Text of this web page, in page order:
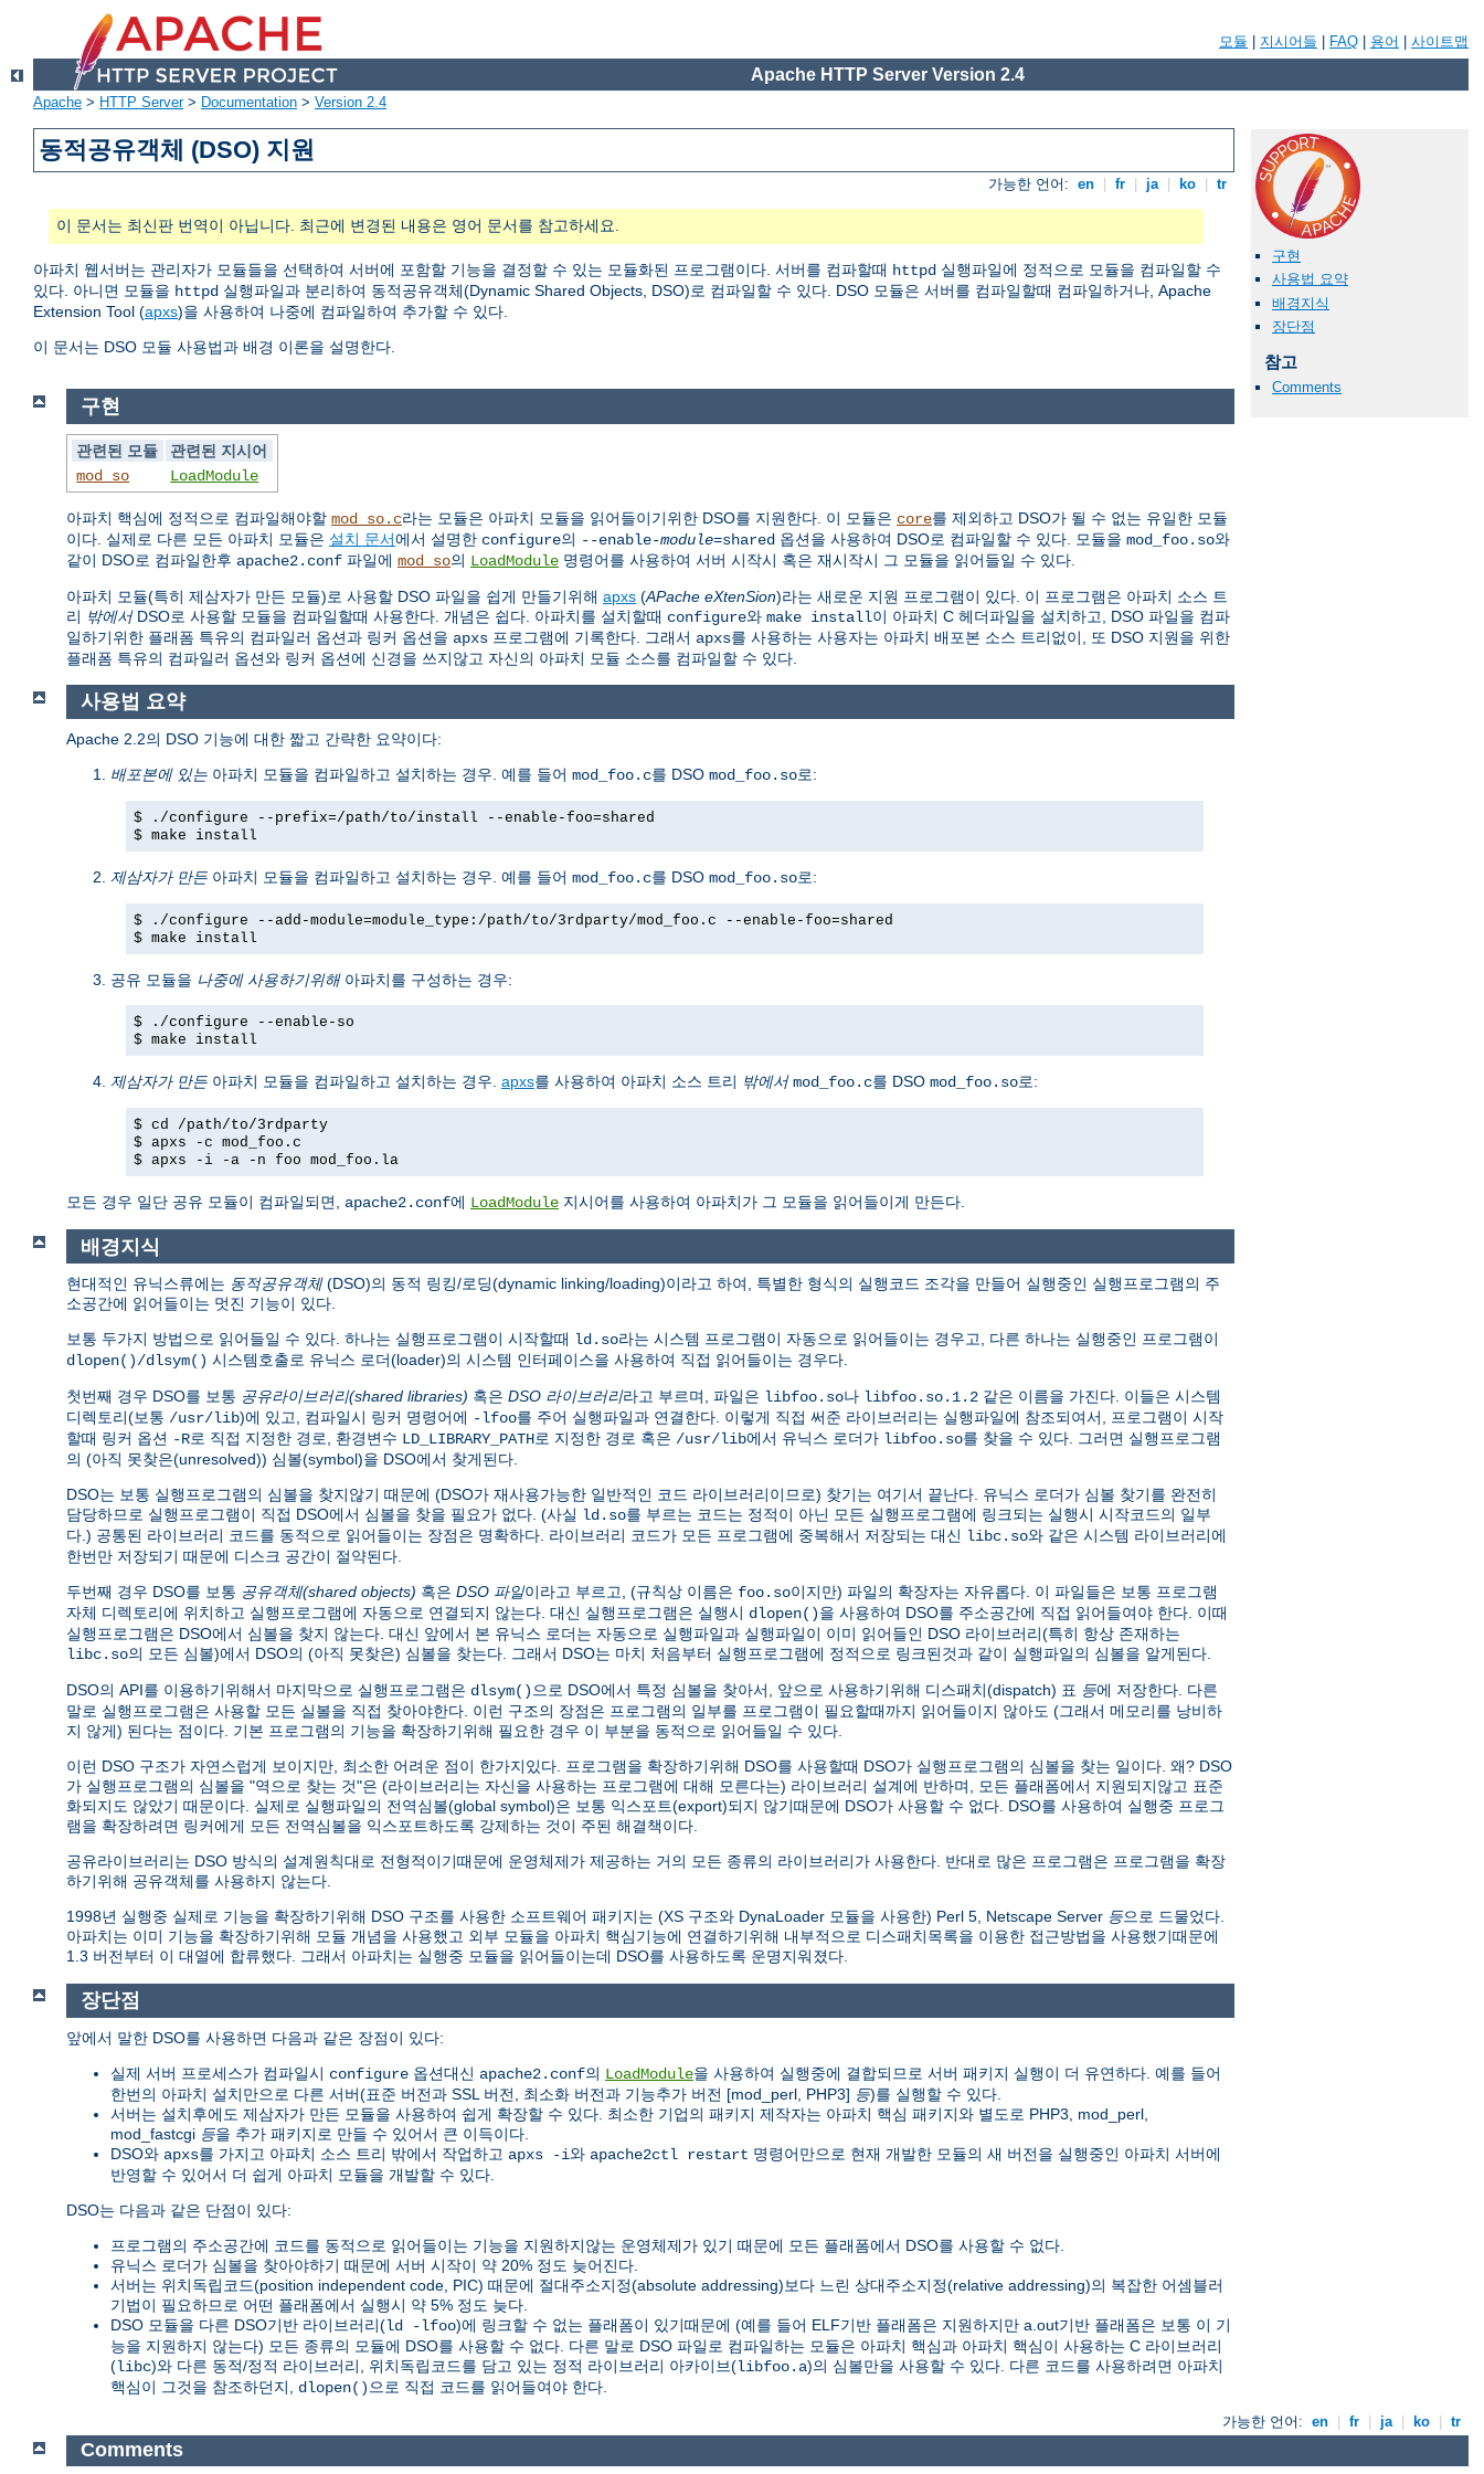
모듈 지시어들 FAQ 용어 사이트맵
Apache HTTP Server Version 2.4
Apache > HTTP Server> Documentation > Version 2.4
동적공유객체 (DSO) 지원
가능한 언어: en fr ja ko tr
이 문서는 최신판 번역이 아닙니다. 최근에 변경된 내용은 영어 문서를 참고하세요.
아파치 웹서버는 관리자가 모듈들을 선택하여 서버에 포함할 기능을 결정할 수 있는 모듈화된 프로그램이다. 서버를 컴파할때 httpd 실행파일에 정적으로 모듈을 컴파일할 수
있다. 아니면 모듈을 httpd 실행파일과 분리하여 동적공유객체(Dynamic Shared Objects, DSO)로 컴파일할 수 있다. DSO 모듈은 서버를 컴파일할때 컴파일하거나, Apache
Extension Tool (apxs)을 사용하여 나중에 컴파일하여 추가할 수 있다.
이 문서는 DSO 모듈 사용법과 배경 이론을 설명한다.
구현
사용법 요약
배경지식
장단점
참고
Comments
구현
관련된 모듈
관련된 지시어
mod_so
LoadModule
아파치 핵심에 정적으로 컴파일해야할 mod_so.c라는 모듈은 아파치 모듈을 읽어들이기위한 DSO를 지원한다. 이 모듈은 core를 제외하고 DSO가 될 수 없는 유일한 모듈
이다. 실제로 다른 모든 아파치 모듈은 설치 문서에서 설명한 configure의 --enable-module=shared 옵션을 사용하여 DSO로 컴파일할 수 있다. 모듈을 mod_foo.so와
같이 DSO로 컴파일한후 apache2.conf 파일에 mod_so의 LoadModule 명령어를 사용하여 서버 시작시 혹은 재시작시 그 모듈을 읽어들일 수 있다.
아파치 모듈(특히 제삼자가 만든 모듈)로 사용할 DSO 파일을 쉽게 만들기위해 apxs (APache eXtenSion)라는 새로운 지원 프로그램이 있다. 이 프로그램은 아파치 소스 트
리 밖에서DSO로 사용할 모듈을 컴파일할때 사용한다. 개념은 쉽다. 아파치를 설치할때 configure와 make install이 아파치 C 헤더파일을 설치하고, DSO 파일을 컴파
일하기위한 플래폼 특유의 컴파일러 옵션과 링커 옵션을 apxs 프로그램에 기록한다. 그래서 apxs를 사용하는 사용자는 아파치 배포본 소스 트리없이, 또 DSO 지원을 위한
플래폼 특유의 컴파일러 옵션와 링커 옵션에 신경을 쓰지않고 자신의 아파치 모듈 소스를 컴파일할 수 있다.
사용법 요약
Apache 2.2의 DSO 기능에 대한 짧고 간략한 요약이다:
배포본에 있는 아파치 모듈을 컴파일하고 설치하는 경우. 예를 들어 mod_foo.c를 DSO mod_foo.so로:
$ ./configure --prefix=/path/to/install --enable-foo=shared
$ make install
제삼자가 만든 아파치 모듈을 컴파일하고 설치하는 경우. 예를 들어 mod_foo.c를 DSO mod_foo.so로:
$ ./configure --add-module=module_type:/path/to/3rdparty/mod_foo.c --enable-foo=shared
$ make install
공유 모듈을 나중에 사용하기위해아파치를 구성하는 경우:
$ ./configure --enable-so
$ make install
제삼자가 만든 아파치 모듈을 컴파일하고 설치하는 경우. apxs를 사용하여 아파치 소스 트리 밖에서 mod_foo.c를 DSO mod_foo.so로:
$ cd /path/to/3rdparty
$ apxs -c mod_foo.c
$ apxs -i -a -n foo mod_foo.la
모든 경우 일단 공유 모듈이 컴파일되면, apache2.conf에 LoadModule 지시어를 사용하여 아파치가 그 모듈을 읽어들이게 만든다.
배경지식
현대적인 유닉스류에는 동적공유객체(DSO)의 동적 링킹/로딩(dynamic linking/loading)이라고 하여, 특별한 형식의 실행코드 조각을 만들어 실행중인 실행프로그램의 주
소공간에 읽어들이는 멋진 기능이 있다.
보통 두가지 방법으로 읽어들일 수 있다. 하나는 실행프로그램이 시작할때 ld.so라는 시스템 프로그램이 자동으로 읽어들이는 경우고, 다른 하나는 실행중인 프로그램이
dlopen()/dlsym() 시스템호출로 유닉스 로더(loader)의 시스템 인터페이스을 사용하여 직접 읽어들이는 경우다.
첫번째 경우 DSO를 보통 공유라이브러리(shared libraries) 혹은 DSO 라이브러리라고 부르며, 파일은 libfoo.so나 libfoo.so.1.2 같은 이름을 가진다. 이들은 시스템
디렉토리(보통 /usr/lib)에 있고, 컴파일시 링커 명령어에 -lfoo를 주어 실행파일과 연결한다. 이렇게 직접 써준 라이브러리는 실행파일에 참조되여서, 프로그램이 시작
할때 링커 옵션 -R로 직접 지정한 경로, 환경변수 LD_LIBRARY_PATH로 지정한 경로 혹은 /usr/lib에서 유닉스 로더가 libfoo.so를 찾을 수 있다. 그러면 실행프로그램
의 (아직 못찾은(unresolved)) 심볼(symbol)을 DSO에서 찾게된다.
DSO는 보통 실행프로그램의 심볼을 찾지않기 때문에 (DSO가 재사용가능한 일반적인 코드 라이브러리이므로) 찾기는 여기서 끝난다. 유닉스 로더가 심볼 찾기를 완전히
담당하므로 실행프로그램이 직접 DSO에서 심볼을 찾을 필요가 없다. (사실 ld.so를 부르는 코드는 정적이 아닌 모든 실행프로그램에 링크되는 실행시 시작코드의 일부
다.) 공통된 라이브러리 코드를 동적으로 읽어들이는 장점은 명확하다. 라이브러리 코드가 모든 프로그램에 중복해서 저장되는 대신 libc.so와 같은 시스템 라이브러리에
한번만 저장되기 때문에 디스크 공간이 절약된다.
두번째 경우 DSO를 보통 공유객체(shared objects) 혹은 DSO 파일이라고 부르고, (규칙상 이름은 foo.so이지만) 파일의 확장자는 자유롭다. 이 파일들은 보통 프로그램
자체 디렉토리에 위치하고 실행프로그램에 자동으로 연결되지 않는다. 대신 실행프로그램은 실행시 dlopen()을 사용하여 DSO를 주소공간에 직접 읽어들여야 한다. 이때
실행프로그램은 DSO에서 심볼을 찾지 않는다. 대신 앞에서 본 유닉스 로더는 자동으로 실행파일과 실행파일이 이미 읽어들인 DSO 라이브러리(특히 항상 존재하는
libc.so의 모든 심볼)에서 DSO의 (아직 못찾은) 심볼을 찾는다. 그래서 DSO는 마치 처음부터 실행프로그램에 정적으로 링크된것과 같이 실행파일의 심볼을 알게된다.
DSO의 API를 이용하기위해서 마지막으로 실행프로그램은 dlsym()으로 DSO에서 특정 심볼을 찾아서, 앞으로 사용하기위해 디스패치(dispatch) 표 등에 저장한다. 다른
말로 실행프로그램은 사용할 모든 실볼을 직접 찾아야한다. 이런 구조의 장점은 프로그램의 일부를 프로그램이 필요할때까지 읽어들이지 않아도 (그래서 메모리를 낭비하
지 않게) 된다는 점이다. 기본 프로그램의 기능을 확장하기위해 필요한 경우 이 부분을 동적으로 읽어들일 수 있다.
이런 DSO 구조가 자연스럽게 보이지만, 최소한 어려운 점이 한가지있다. 프로그램을 확장하기위해 DSO를 사용할때 DSO가 실행프로그램의 심볼을 찾는 일이다. 왜? DSO
가 실행프로그램의 심볼을 "역으로 찾는 것"은 (라이브러리는 자신을 사용하는 프로그램에 대해 모른다는) 라이브러리 설계에 반하며, 모든 플래폼에서 지원되지않고 표준
화되지도 않았기 때문이다. 실제로 실행파일의 전역심볼(global symbol)은 보통 익스포트(export)되지 않기때문에 DSO가 사용할 수 없다. DSO를 사용하여 실행중 프로그
램을 확장하려면 링커에게 모든 전역심볼을 익스포트하도록 강제하는 것이 주된 해결책이다.
공유라이브러리는 DSO 방식의 설계원칙대로 전형적이기때문에 운영체제가 제공하는 거의 모든 종류의 라이브러리가 사용한다. 반대로 많은 프로그램은 프로그램을 확장
하기위해 공유객체를 사용하지 않는다.
1998년 실행중 실제로 기능을 확장하기위해 DSO 구조를 사용한 소프트웨어 패키지는 (XS 구조와 DynaLoader 모듈을 사용한) Perl 5, Netscape Server 등으로 드물었다.
아파치는 이미 기능을 확장하기위해 모듈 개념을 사용했고 외부 모듈을 아파치 핵심기능에 연결하기위해 내부적으로 디스패치목록을 이용한 접근방법을 사용했기때문에
1.3 버전부터 이 대열에 합류했다. 그래서 아파치는 실행중 모듈을 읽어들이는데 DSO를 사용하도록 운명지워졌다.
장단점
앞에서 말한 DSO를 사용하면 다음과 같은 장점이 있다:
실제 서버 프로세스가 컴파일시 configure 옵션대신 apache2.conf의 LoadModule을 사용하여 실행중에 결합되므로 서버 패키지 실행이 더 유연하다. 예를 들어
한번의 아파치 설치만으로 다른 서버(표준 버전과 SSL 버전, 최소화 버전과 기능추가 버전 [mod_perl, PHP3] 등)를 실행할 수 있다.
서버는 설치후에도 제삼자가 만든 모듈을 사용하여 쉽게 확장할 수 있다. 최소한 기업의 패키지 제작자는 아파치 핵심 패키지와 별도로 PHP3, mod_perl,
mod_fastcgi 등을 추가 패키지로 만들 수 있어서 큰 이득이다.
DSO와 apxs를 가지고 아파치 소스 트리 밖에서 작업하고 apxs -i와 apache2ctl restart 명령어만으로 현재 개발한 모듈의 새 버전을 실행중인 아파치 서버에
반영할 수 있어서 더 쉽게 아파치 모듈을 개발할 수 있다.
DSO는 다음과 같은 단점이 있다:
프로그램의 주소공간에 코드를 동적으로 읽어들이는 기능을 지원하지않는 운영체제가 있기 때문에 모든 플래폼에서 DSO를 사용할 수 없다.
유닉스 로더가 심볼을 찾아야하기 때문에 서버 시작이 약 20% 정도 늦어진다.
서버는 위치독립코드(position independent code, PIC) 때문에 절대주소지정(absolute addressing)보다 느린 상대주소지정(relative addressing)의 복잡한 어셈블러
기법이 필요하므로 어떤 플래폼에서 실행시 약 5% 정도 늦다.
DSO 모듈을 다른 DSO기반 라이브러리(ld -lfoo)에 링크할 수 없는 플래폼이 있기때문에 (예를 들어 ELF기반 플래폼은 지원하지만 a.out기반 플래폼은 보통 이 기
능을 지원하지 않는다) 모든 종류의 모듈에 DSO를 사용할 수 없다. 다른 말로 DSO 파일로 컴파일하는 모듈은 아파치 핵심과 아파치 핵심이 사용하는 C 라이브러리
(libc)와 다른 동적/정적 라이브러리, 위치독립코드를 담고 있는 정적 라이브러리 아카이브(libfoo.a)의 심볼만을 사용할 수 있다. 다른 코드를 사용하려면 아파치
핵심이 그것을 참조하던지, dlopen() 으로 직접 코드를 읽어들여야 한다.
가능한 언어: en fr ja ko tr
Comments